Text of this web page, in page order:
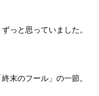
っと思っていました。
末のフール」の一節。